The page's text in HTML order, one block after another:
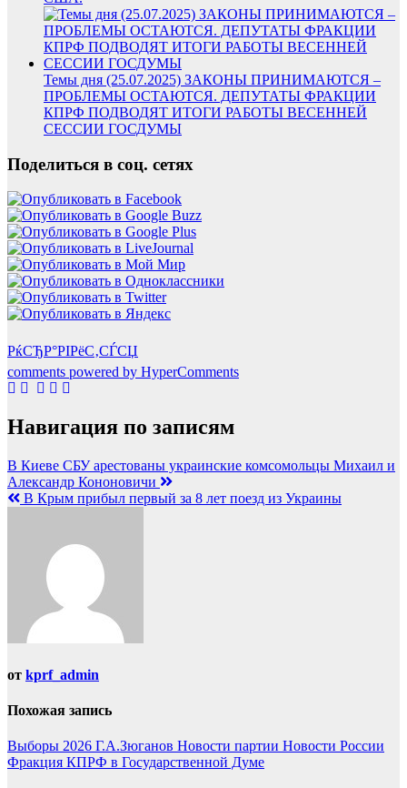
Темы дня (25.07.2025) ЗАКОНЫ ПРИНИМАЮТСЯ –
ПРОБЛЕМЫ ОСТАЮТСЯ. ДЕПУТАТЫ ФРАКЦИИ
КПРФ ПОДВОДЯТ ИТОГИ РАБОТЫ ВЕСЕННЕЙ
СЕССИИ ГОСДУМЫ
Поделиться в соц. сетях
РќСЂР°РІРёС‚СЃСЏ
comments powered by HyperComments
Навигация по записям
В Киеве СБУ арестованы украинские комсомольцы Михаил и
Александр Кононовичи
В Крым прибыл первый за 8 лет поезд из Украины
от kprf_admin
Похожая запись
Выборы 2026 Г.А.Зюганов Новости партии Новости России
Фракция КПРФ в Государственной Думе